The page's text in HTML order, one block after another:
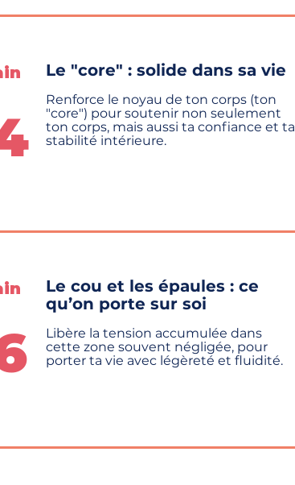
Le "core" : solide dans sa vie
Renforce le noyau de ton corps (ton
"core") pour soutenir non seulement
ton corps, mais aussi ta confiance et ta
stabilité intérieure.
Le cou et les épaules : ce
qu’on porte sur soi
Libère la tension accumulée dans
cette zone souvent négligée, pour
porter ta vie avec légèreté et fluidité.